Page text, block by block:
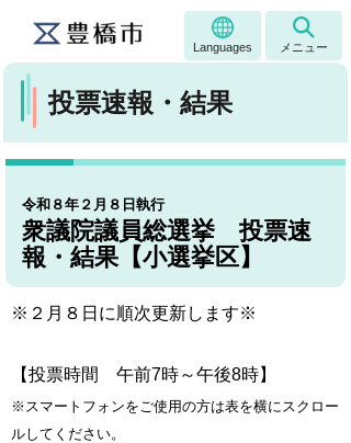
Languages メニュー
投票速報・結果
令和８年２月８日執行
衆議院議員総選挙 投票速
報・結果【小選挙区】
※２月８日に順次更新します※
【投票時間 午前7時～午後8時】
※スマートフォンをご使用の方は表を横にスクロー
ルしてください。